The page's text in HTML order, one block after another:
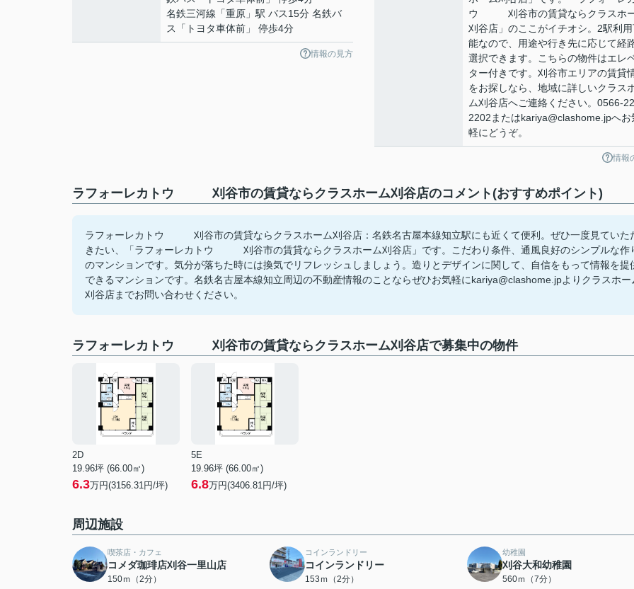
名鉄三河線 「重原 」駅 バス15分 名鉄バ
ス「トヨタ車体前」 停歩4分
情報の見方
ウ 刈谷市の賃貸ならクラスホ
刈谷店」のここがイチオシ。2駅利
能なので、用途や行き先に応じて経
選択できます。こちらの物件はエレ
ター付きです。刈谷市エリアの賃貸
をお探しなら、地域に詳しいクラス
ム刈谷店へご連絡ください。0566-
2202またはkariya@clashome.jpへお
軽にどうぞ。
情報
ラフォーレカトウ 刈谷市の賃貸ならクラスホーム刈谷店のコメント(おすすめポイント)
ラフォーレカトウ 刈谷市の賃貸ならクラスホーム刈谷店：名鉄名古屋本線知立駅にも近くて便利。ぜひ一度見ていた
きたい、「ラフォーレカトウ 刈谷市の賃貸ならクラスホーム刈谷店」です。こだわり条件、通風良好のシンプルな作
のマンションです。気分が落ちた時には換気でリフレッシュしましょう。造りとデザインに関して、自信をもって情報を提
できるマンションです。名鉄名古屋本線知立周辺の不動産情報のことならぜひお気軽にkariya@clashome.jpよりクラスホー
刈谷店までお問い合わせください。
ラフォーレカトウ 刈谷市の賃貸ならクラスホーム刈谷店で募集中の物件
2D
19.96坪 (66.00㎡)
6.3万円(3156.31円/坪)
5E
19.96坪 (66.00㎡)
6.8万円(3406.81円/坪)
周辺施設
喫茶店・カフェ
コメダ珈琲店刈谷一里山店
150ｍ（2分）
コインランドリー
コインランドリー
153ｍ（2分）
幼稚園
刈谷大和幼稚園
560ｍ（7分）